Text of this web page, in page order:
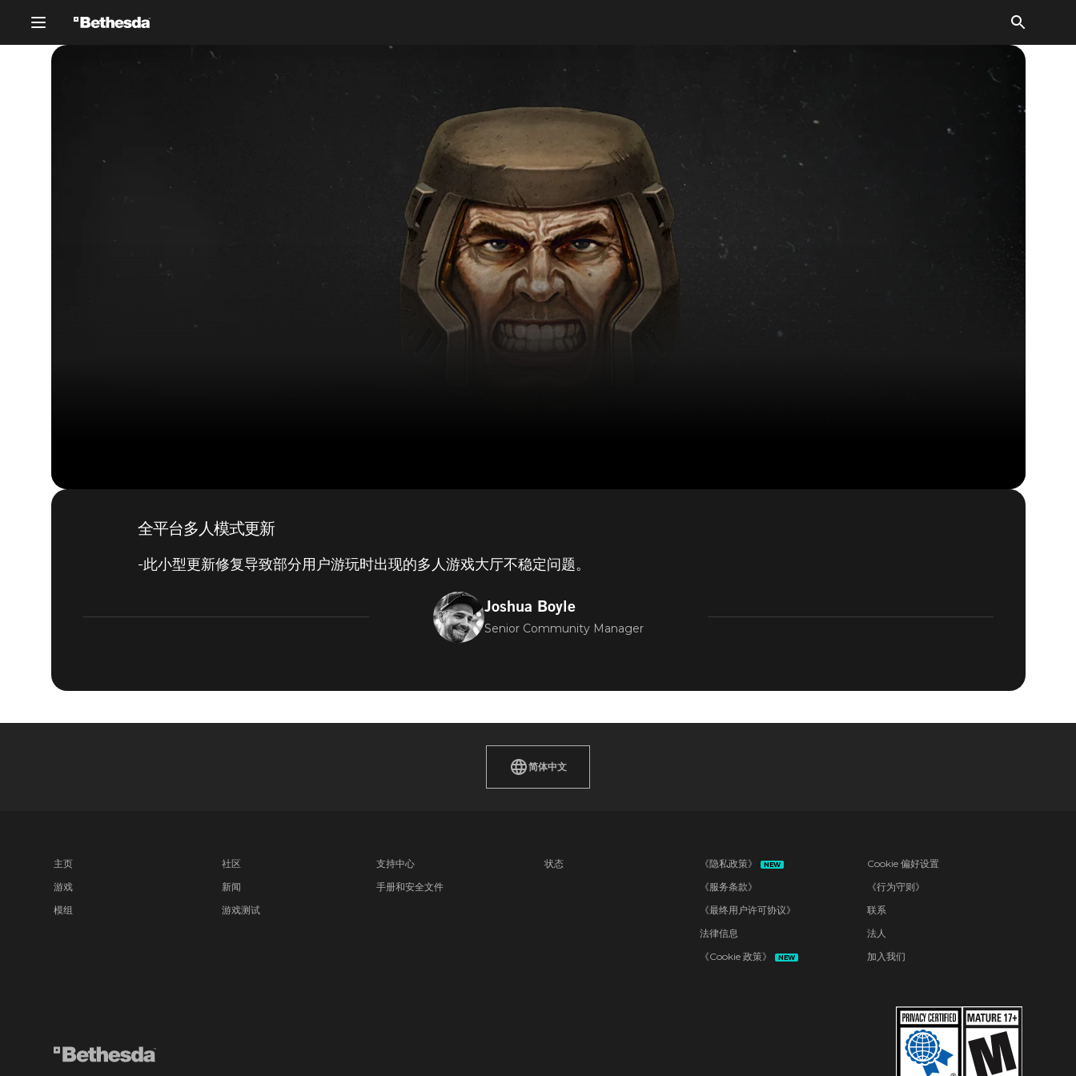
QUAKE|小型更新发布说明|9月2日
全平台多人模式更新
-此小型更新修复导致部分用户游玩时出现的多人游戏大厅不稳定问题。
Joshua Boyle
Senior Community Manager
简体中文
主页
游戏
模组
社区
新闻
游戏测试
支持中心
手册和安全文件
状态 《隐私政策》 NEW
《服务条款》
《最终用户许可协议》
法律信息
《Cookie 政策》
NEW
Cookie 偏好设置
《行为守则》
联系
法人
加入我们